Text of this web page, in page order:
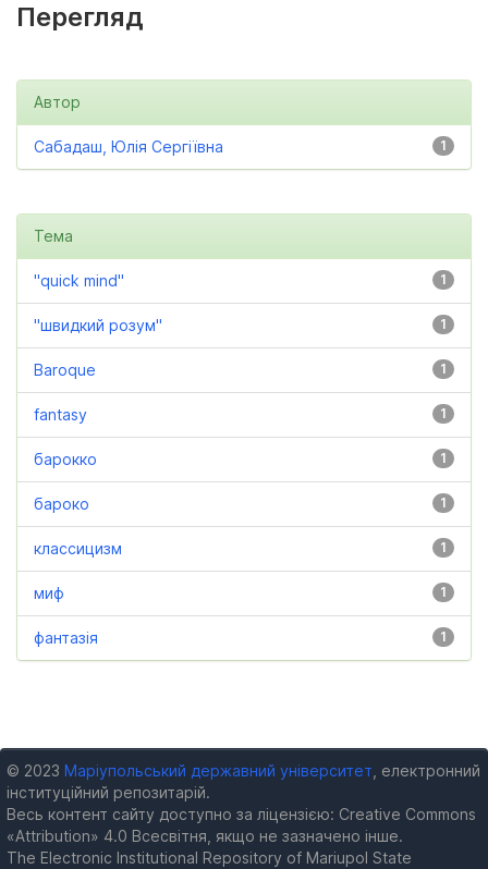
Перегляд
Автор
1
Сабадаш, Юлія Сергіївна
Тема
1
"quick mind"
1
"швидкий розум"
1
Baroque
1
fantasy
1
барокко
1
бароко
1
классицизм
1
миф
1
фантазія
© 2023 Маріупольський державний університет , електронний
інституційний репозитарій.
Весь контент сайту доступно за ліцензією: Creative Commons
«Attribution» 4.0 Всесвітня, якщо не зазначено інше.
The Electronic Institutional Repository of Mariupol State